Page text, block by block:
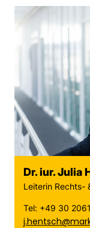
Dr. iur. Julia
Leiterin Rechts-
Tel: +49 30